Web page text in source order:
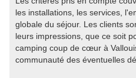
les installations, les services,
globale du séjour. Les clients
leurs impressions, que ce soit
camping coup de cœur à
communauté des éventuelles